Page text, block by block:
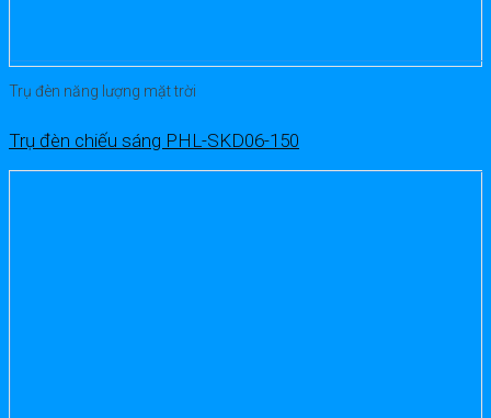
Trụ đèn năng lượng mặt trời
Trụ đèn chiếu sáng PHL-SKD06-150